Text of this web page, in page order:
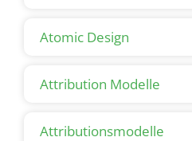
Atomic Design
Attribution Modelle
Attributionsmodelle